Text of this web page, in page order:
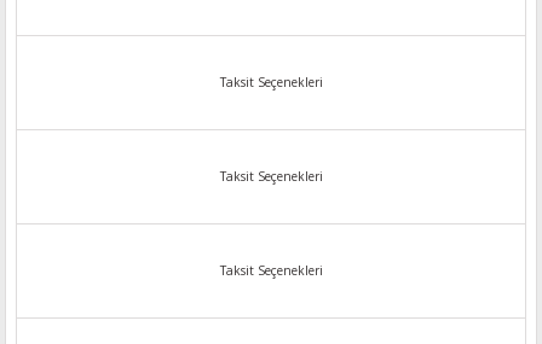
Taksit Seçenekleri
Taksit Seçenekleri
Taksit Seçenekleri